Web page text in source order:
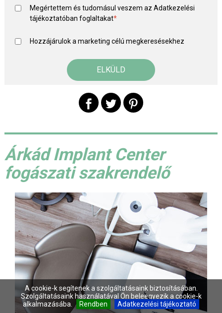
A cookie-k segítenek a szolgáltatásaink biztosításában.
Szolgáltatásaink használatával Ön beleegyezik a cookie-k
alkalmazásába.
Rendben Adatkezelési tájékoztató
Megértettem és tudomásul veszem azAdatkezelési
tájékoztatóban foglaltakat*
Hozzájárulok a marketing célú megkeresésekhez
Árkád Implant Center
fogászati szakrendelő